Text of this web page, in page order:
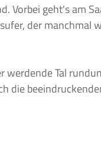
Vorbei geht's am
der manchmal
Tal
die